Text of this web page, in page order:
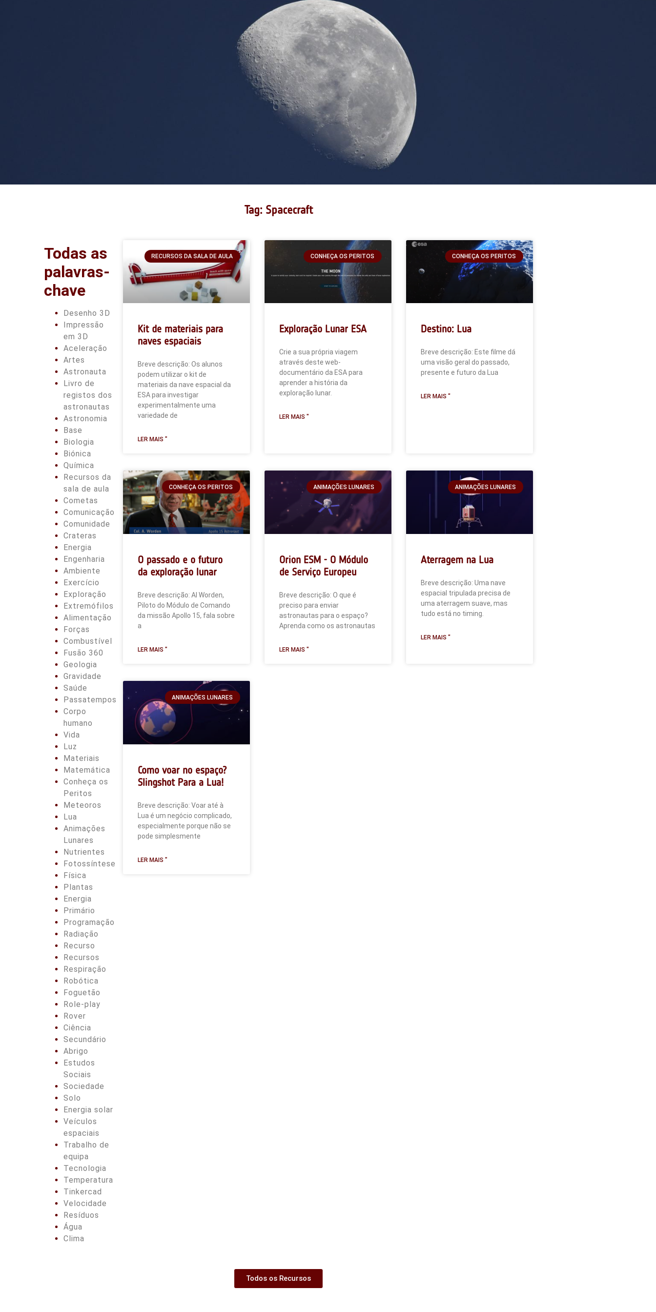
Tag: Spacecraft
Todas as
palavras-
chave
Desenho 3D
Impressão
em 3D
Aceleração
Artes
Astronauta
Livro de
registos dos
astronautas
Astronomia
Base
Biologia
Biónica
Química
Recursos da
sala de aula
Cometas
Comunicação
Comunidade
Crateras
Energia
Engenharia
Ambiente
Exercício
Exploração
Extremófilos
Alimentação
Forças
Combustível
Fusão 360
Geologia
Gravidade
Saúde
Passatempos
Corpo
humano
Vida
Luz
Materiais
Matemática
Conheça os
Peritos
Meteoros
Lua
Animações
Lunares
Nutrientes
Fotossíntese
Física
Plantas
Energia
Primário
Programação
Radiação
Recurso
Recursos
Respiração
Robótica
Foguetão
Role-play
Rover
Ciência
Secundário
Abrigo
Estudos
Sociais
Sociedade
Solo
Energia solar
Veículos
espaciais
Trabalho de
equipa
Tecnologia
Temperatura
Tinkercad
Velocidade
Resíduos
Água
Clima
RECURSOS DA SALA DE AULA
Kit de materiais para
naves espaciais
Breve descrição: Os alunos
podem utilizar o kit de
materiais da nave espacial da
ESA para investigar
experimentalmente uma
variedade de
LER MAIS "
CONHEÇA OS PERITOS
Exploração Lunar ESA
Crie a sua própria viagem
através deste web-
documentário da ESA para
aprender a história da
exploração lunar.
LER MAIS "
CONHEÇA OS PERITOS
Destino: Lua
Breve descrição: Este filme dá
uma visão geral do passado,
presente e futuro da Lua
LER MAIS "
CONHEÇA OS PERITOS
O passado e o futuro
da exploração lunar
Breve descrição: Al Worden,
Piloto do Módulo de Comando
da missão Apollo 15, fala sobre
a
LER MAIS "
ANIMAÇÕES LUNARES
Orion ESM - O Módulo
de Serviço Europeu
Breve descrição: O que é
preciso para enviar
astronautas para o espaço?
Aprenda como os astronautas
LER MAIS "
ANIMAÇÕES LUNARES
Aterragem na Lua
Breve descrição: Uma nave
espacial tripulada precisa de
uma aterragem suave, mas
tudo está no timing.
LER MAIS "
ANIMAÇÕES LUNARES
Como voar no espaço?
Slingshot Para a Lua!
Breve descrição: Voar até à
Lua é um negócio complicado,
especialmente porque não se
pode simplesmente
LER MAIS "
Todos os Recursos